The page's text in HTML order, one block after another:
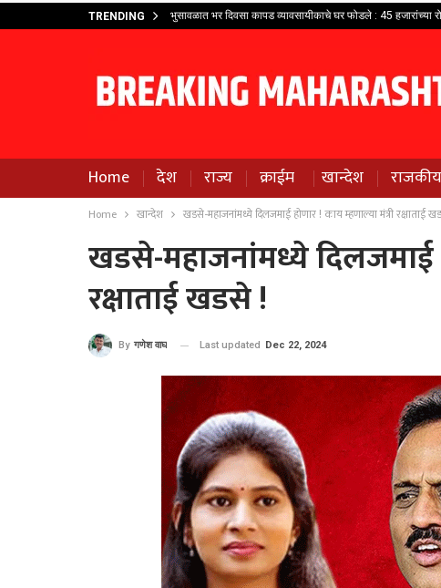
TRENDING भुसावळात भर दिवसा कापड व्यावसायीकाचे घर फोडले : 45
Home देश राज्य क्राईम खान्देश राजकीय
Home खान्देश खडसे-महाजनांमध्ये दिलजमाई होणार ! काय म्हणाल्या मंत्री रक्षाताई
खडसे-महाजनांमध्ये दिलजमाई
रक्षाताई खडसे !
By गणेश वाघ Last updated Dec 22, 2024